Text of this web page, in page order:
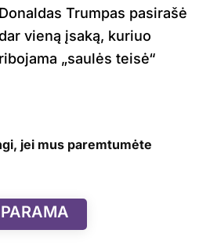
Donaldas Trumpas pasirašė
vieną įsaką, kuriuo
ribojama „saulės teisė“
jei mus paremtumėte
PARAMA